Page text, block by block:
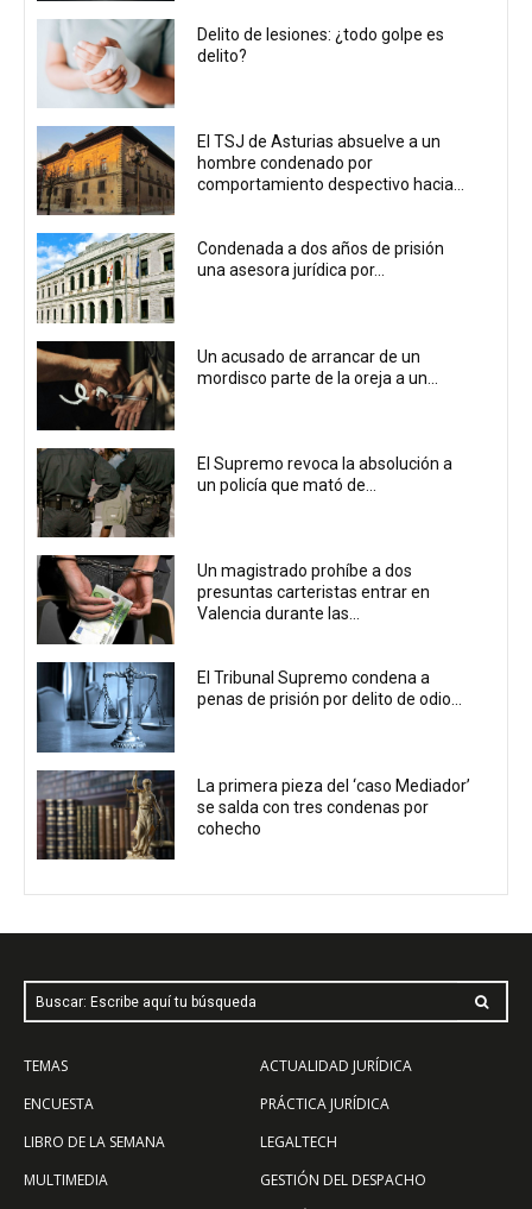
Delito de lesiones: ¿todo golpe es
delito?
El TSJ de Asturias absuelve a un
hombre condenado por
comportamiento despectivo hacia...
Condenada a dos años de prisión
una asesora jurídica por...
Un acusado de arrancar de un
mordisco parte de la oreja a un...
El Supremo revoca la absolución a
un policía que mató de...
Un magistrado prohíbe a dos
presuntas carteristas entrar en
Valencia durante las...
El Tribunal Supremo condena a
penas de prisión por delito de odio...
La primera pieza del ‘caso Mediador’
se salda con tres condenas por
cohecho
Buscar: Escribe aquí tu búsqueda
TEMAS
ENCUESTA
LIBRO DE LA SEMANA
MULTIMEDIA
ACTUALIDAD JURÍDICA
PRÁCTICA JURÍDICA
LEGALTECH
GESTIÓN DEL DESPACHO